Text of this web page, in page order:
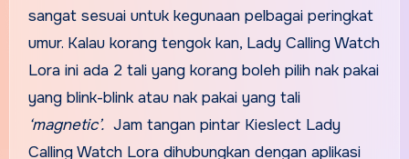
sangat sesuai untuk kegunaan pelbagai peringkat
umur. Kalau korang tengok kan, Lady Calling Watch
Lora ini ada 2 tali yang korang boleh pilih nak pakai
yang blink-blink atau nak pakai yang tali
‘magnetic’.Jam tangan pintar Kieslect Lady
Calling Watch Lora dihubungkan dengan aplikasi